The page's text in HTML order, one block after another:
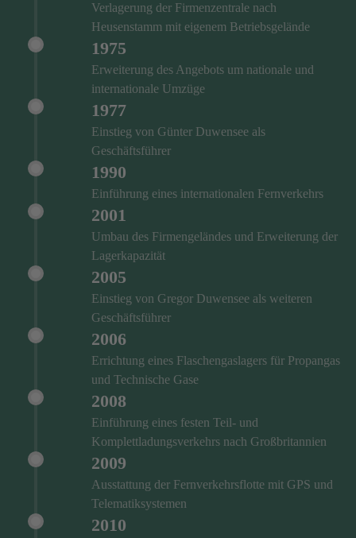
Verlagerung der Firmenzentrale nach
Heusenstamm mit eigenem Betriebsgelände
1975
Erweiterung des Angebots um nationale und
internationale Umzüge
1977
Einstieg von Günter Duwensee als
Geschäftsführer
1990
Einführung eines internationalen Fernverkehrs
2001
Umbau des Firmengeländes und Erweiterung der
Lagerkapazität
2005
Einstieg von Gregor Duwensee als weiteren
Geschäftsführer
2006
Errichtung eines Flaschengaslagers für Propangas
und Technische Gase
2008
Einführung eines festen Teil- und
Komplettladungsverkehrs nach Großbritannien
2009
Ausstattung der Fernverkehrsflotte mit GPS und
Telematiksystemen
2010